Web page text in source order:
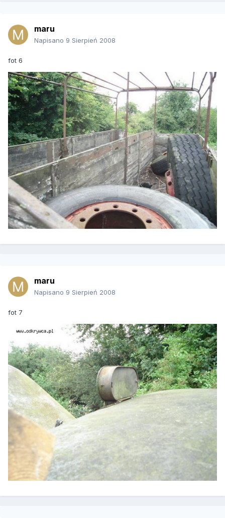
maru
Napisano 9 Sierpień 2008
fot 6
maru
Napisano 9 Sierpień 2008
fot 7